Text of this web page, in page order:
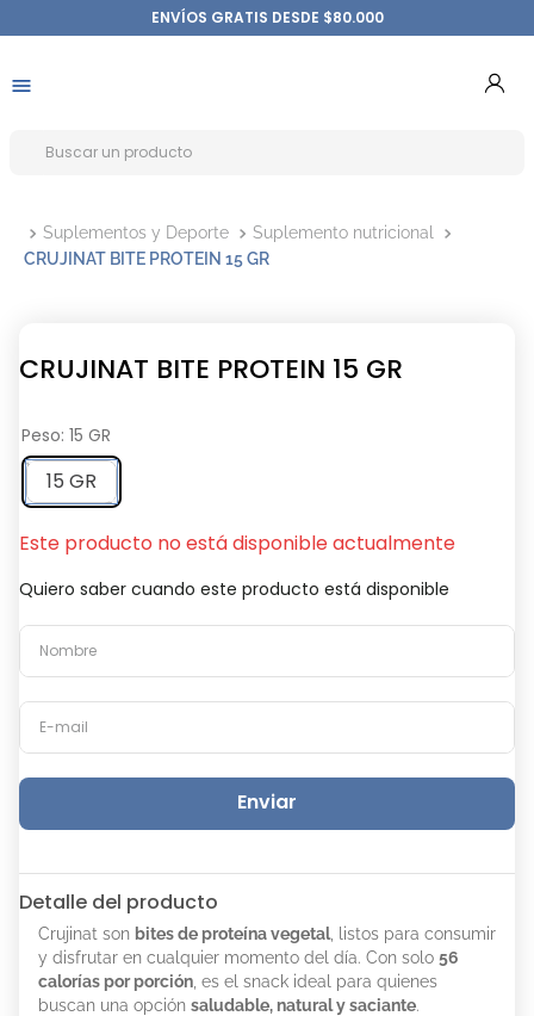
ENVÍOS GRATIS DESDE $80.000
Suplementos y Deporte
Suplemento nutricional
CRUJINAT BITE PROTEIN 15 GR
CRUJINAT BITE PROTEIN 15 GR
Peso: 15 GR
15 GR
Este producto no está disponible actualmente
Quiero saber cuando este producto está disponible
Enviar
Detalle del producto
Crujinat son bites de proteína vegetal, listos para consumir
y disfrutar en cualquier momento del día. Con solo 56
calorías por porción , es el snack ideal para quienes
buscan una opción saludable, natural y saciante.